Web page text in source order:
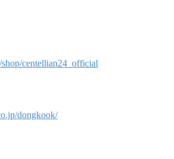
centellian24_official
dongkook/